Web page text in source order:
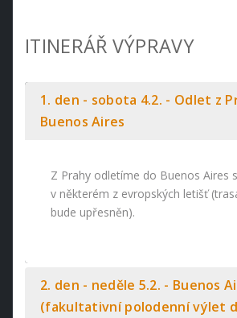
ITINERÁŘ VÝPRAVY
1. den - sobota 4.2. - Odlet z
Buenos Aires
Z Prahy odletíme do Buenos Aires
v některém z evropských letišť
bude upřesněn).
2. den - neděle 5.2. - Buenos
(fakultativní polodenní výlet